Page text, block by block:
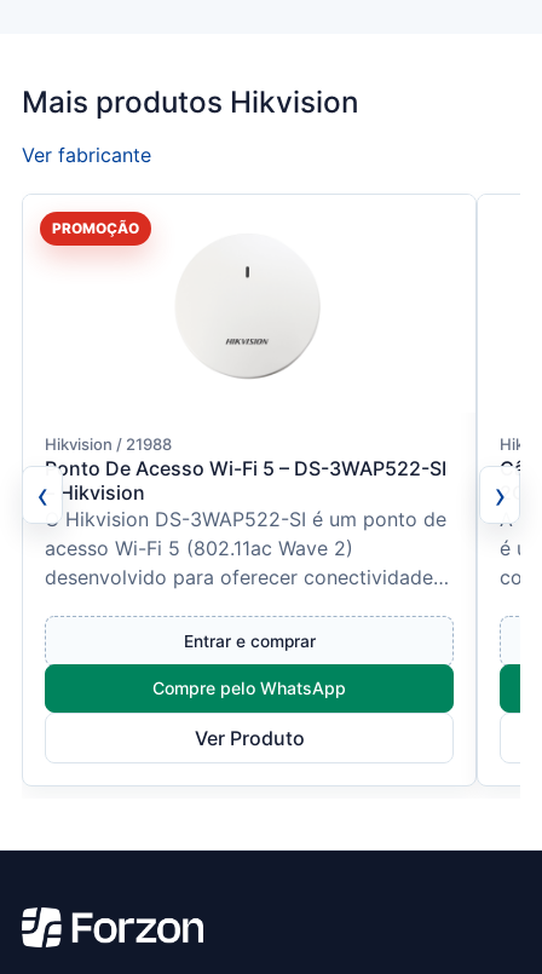
Mais produtos Hikvision
Ver fabricante
‹
PROMOÇÃO
Hikvision / 21988
Ponto De Acesso Wi-Fi 5 – DS-3WAP522-SI
– Hikvision
O Hikvision DS-3WAP522-SI é um ponto de
acesso Wi-Fi 5 (802.11ac Wave 2)
desenvolvido para oferecer conectividade
Entrar e comprar
Compre pelo WhatsApp
Ver Produto
A
é
›